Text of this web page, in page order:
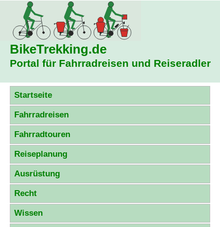
BikeTrekking.de
Portal für Fahrradreisen und Reiseradler
Startseite
Fahrradreisen
Fahrradtouren
Reiseplanung
Ausrüstung
Recht
Wissen